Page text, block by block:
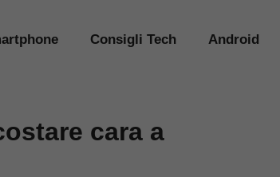
Consigli Tech Android
cara a